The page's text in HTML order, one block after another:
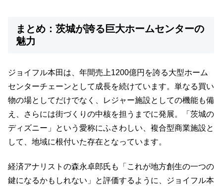
まとめ：茨城が誇る巨大ホームセンターの
魅力
ジョイフル本田は、年間売上1200億円を誇る大型ホーム
センターチェーンとして成長を続けています。単なる買い
物の場としてだけでなく、レジャー施設としての機能も備
え、さらには街づくりの中核を担うまでに発展。「茨城の
ディズニー」という愛称にふさわしい、複合型商業施設と
して、地域に根付いた存在となっています。
経済アナリストの森永卓郎氏も「これが地方創生の一つの
鍵になるかもしれない」と評価するように、ジョイフル本